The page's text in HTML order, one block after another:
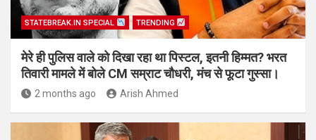
STATEBREAK.IN SPECIAL TRENDING
मेरे ही पुलिस वाले को दिखा रहा था पिस्टल, इतनी हिम्मत? भरत
तिवारी मामले में बोले CM सम्राट चौधरी, मंच से फूटा गुस्सा।
2 months ago Arish Ahmed